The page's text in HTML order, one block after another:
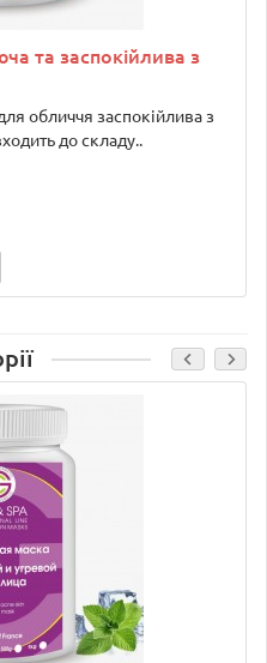
та заспокійлива з
обличчя заспокійлива з
до складу..